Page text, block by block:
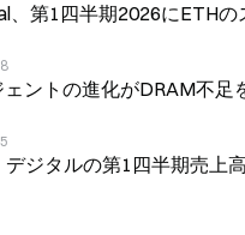
、第1四半期2026にETH
ントの進化がDRAM不
デジタルの第1四半期売上